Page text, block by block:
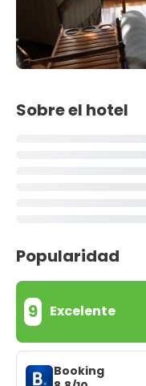
Sobre el hotel
Popularidad
9 Excelente
Booking